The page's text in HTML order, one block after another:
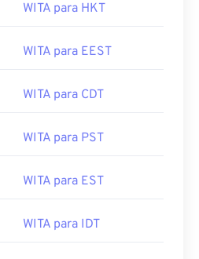
WITA para HKT
WITA para EEST
WITA para CDT
WITA para PST
WITA para EST
WITA para IDT